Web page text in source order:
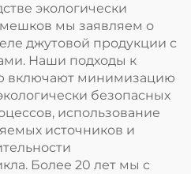
экологически
мы заявляем о
джутовой продукции с
Наши подходы к
включают минимизацию
безопасных
использование
источников и
Более 20 лет мы с